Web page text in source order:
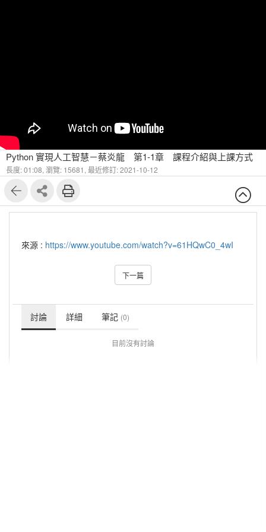
Python 實現人工智慧－蔡炎龍 第1-1章 課程介紹與上課方式
長度: 01:08, 瀏覽: 15681, 最近修訂: 2021-10-12
來源 : https://www.youtube.com/watch?v=61HQwC0_4wI
下一篇
討論 詳細 筆記 (0)
目前沒有討論